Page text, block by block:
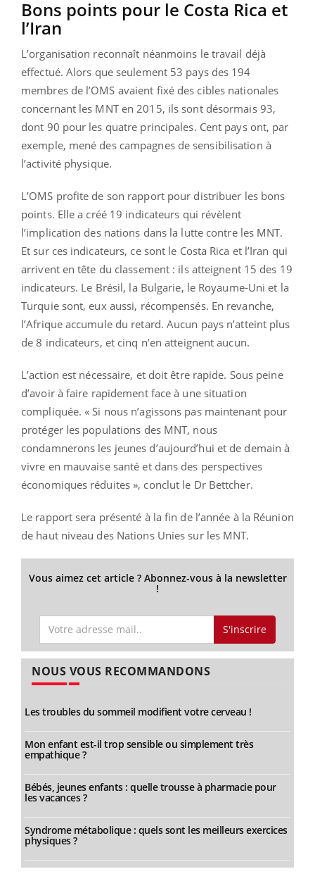
Bons points pour le Costa Rica et
l’Iran
L’organisation reconnaît néanmoins le travail déjà
effectué. Alors que seulement 53 pays des 194
membres de l’OMS avaient fixé des cibles nationales
concernant les MNT en 2015, ils sont désormais 93,
dont 90 pour les quatre principales. Cent pays ont, par
exemple, mené des campagnes de sensibilisation à
l’activité physique.
L’OMS profite de son rapport pour distribuer les bons
points. Elle a créé 19 indicateurs qui révèlent
l’implication des nations dans la lutte contre les MNT.
Et sur ces indicateurs, ce sont le Costa Rica et l’Iran qui
arrivent en tête du classement : ils atteignent 15 des 19
indicateurs. Le Brésil, la Bulgarie, le Royaume-Uni et la
Turquie sont, eux aussi, récompensés. En revanche,
l’Afrique accumule du retard. Aucun pays n’atteint plus
de 8 indicateurs, et cinq n’en atteignent aucun.
L’action est nécessaire, et doit être rapide. Sous peine
d’avoir à faire rapidement face à une situation
compliquée. « Si nous n’agissons pas maintenant pour
protéger les populations des MNT, nous
condamnerons les jeunes d’aujourd’hui et de demain à
vivre en mauvaise santé et dans des perspectives
économiques réduites », conclut le Dr Bettcher.
Le rapport sera présenté à la fin de l’année à la Réunion
de haut niveau des Nations Unies sur les MNT.
Vous aimez cet article ? Abonnez-vous à la newsletter
!
S'inscrire
NOUS VOUS RECOMMANDONS
Les troubles du sommeil modifient votre cerveau !
Mon enfant est-il trop sensible ou simplement très
empathique ?
Bébés, jeunes enfants : quelle trousse à pharmacie pour
les vacances ?
Syndrome métabolique : quels sont les meilleurs exercices
physiques ?